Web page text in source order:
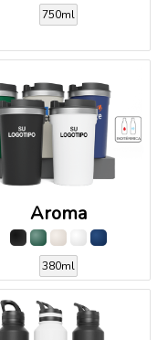
750ml
Aroma
380ml